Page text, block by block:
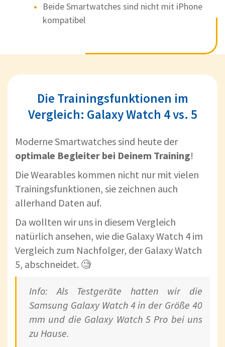
Beide Smartwatches sind nicht mit iPhone
kompatibel
Die Trainingsfunktionen im
Vergleich: Galaxy Watch 4 vs. 5
Moderne Smartwatches sind heute der
optimale Begleiter bei Deinem Training!
Die Wearables kommen nicht nur mit vielen
Trainingsfunktionen, sie zeichnen auch
allerhand Daten auf.
Da wollten wir uns in diesem Vergleich
natürlich ansehen, wie die Galaxy Watch 4 im
Vergleich zum Nachfolger, der Galaxy Watch
5, abschneidet. 🧐
Info: Als Testgeräte hatten wir die
Samsung Galaxy Watch 4 in der Größe 40
mm und die Galaxy Watch 5 Pro bei uns
zu Hause.